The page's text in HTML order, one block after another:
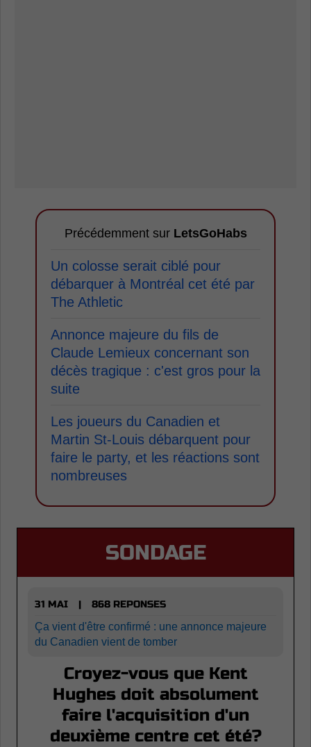
Précédemment sur LetsGoHabs
Un colosse serait ciblé pour
débarquer à Montréal cet été par
The Athletic
Annonce majeure du fils de
Claude Lemieux concernant son
décès tragique : c'est gros pour la
suite
Les joueurs du Canadien et
Martin St-Louis débarquent pour
faire le party, et les réactions sont
nombreuses
SONDAGE
31 MAI |
868 REPONSES
Ça vient d'être confirmé : une annonce majeure
du Canadien vient de tomber
Croyez-vous que Kent
Hughes doit absolument
faire l'acquisition d'un
deuxième centre cet été?